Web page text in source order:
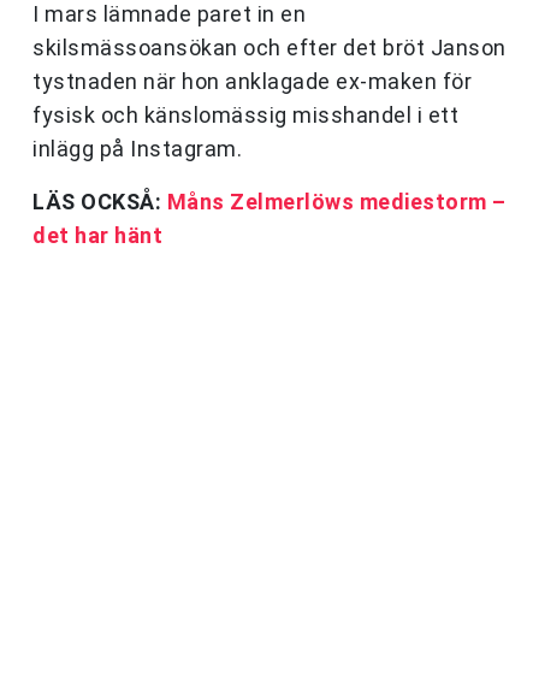
I mars lämnade paret in en
skilsmässoansökan och efter det bröt Janson
tystnaden när hon anklagade ex-maken för
fysisk och känslomässig misshandel i ett
inlägg på Instagram.
LÄS OCKSÅ: Måns Zelmerlöws mediestorm –
det har hänt